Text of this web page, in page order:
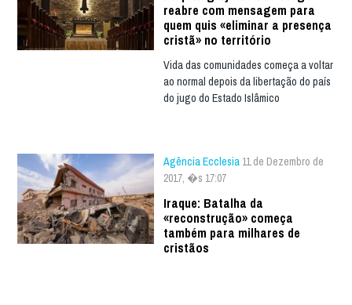
reabre com mensagem para
quem quis «eliminar a presença
cristã» no território
Vida das comunidades começa a voltar
ao normal depois da libertação do país
do jugo do Estado Islâmico
Agência Ecclesia 11 de Dezembro de
2017, �s 17:07
Iraque: Batalha da
«reconstrução» começa
também para milhares de
cristãos